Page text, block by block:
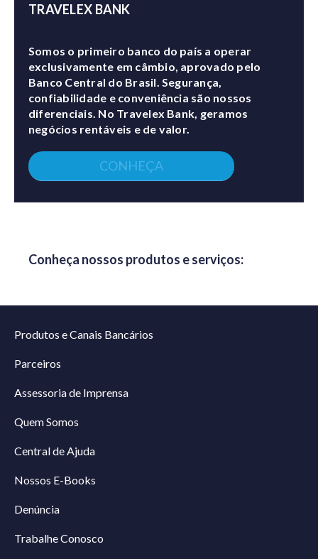
TRAVELEX BANK
Somos o primeiro banco do país a operar
exclusivamente em câmbio, aprovado pelo
Banco Central do Brasil. Segurança,
confiabilidade e conveniência são nossos
diferenciais. No Travelex Bank, geramos
negócios rentáveis e de valor.
CONHEÇA
Conheça nossos produtos e serviços:
Produtos e Canais Bancários
Parceiros
Assessoria de Imprensa
Quem Somos
Central de Ajuda
Nossos E-Books
Denúncia
Trabalhe Conosco